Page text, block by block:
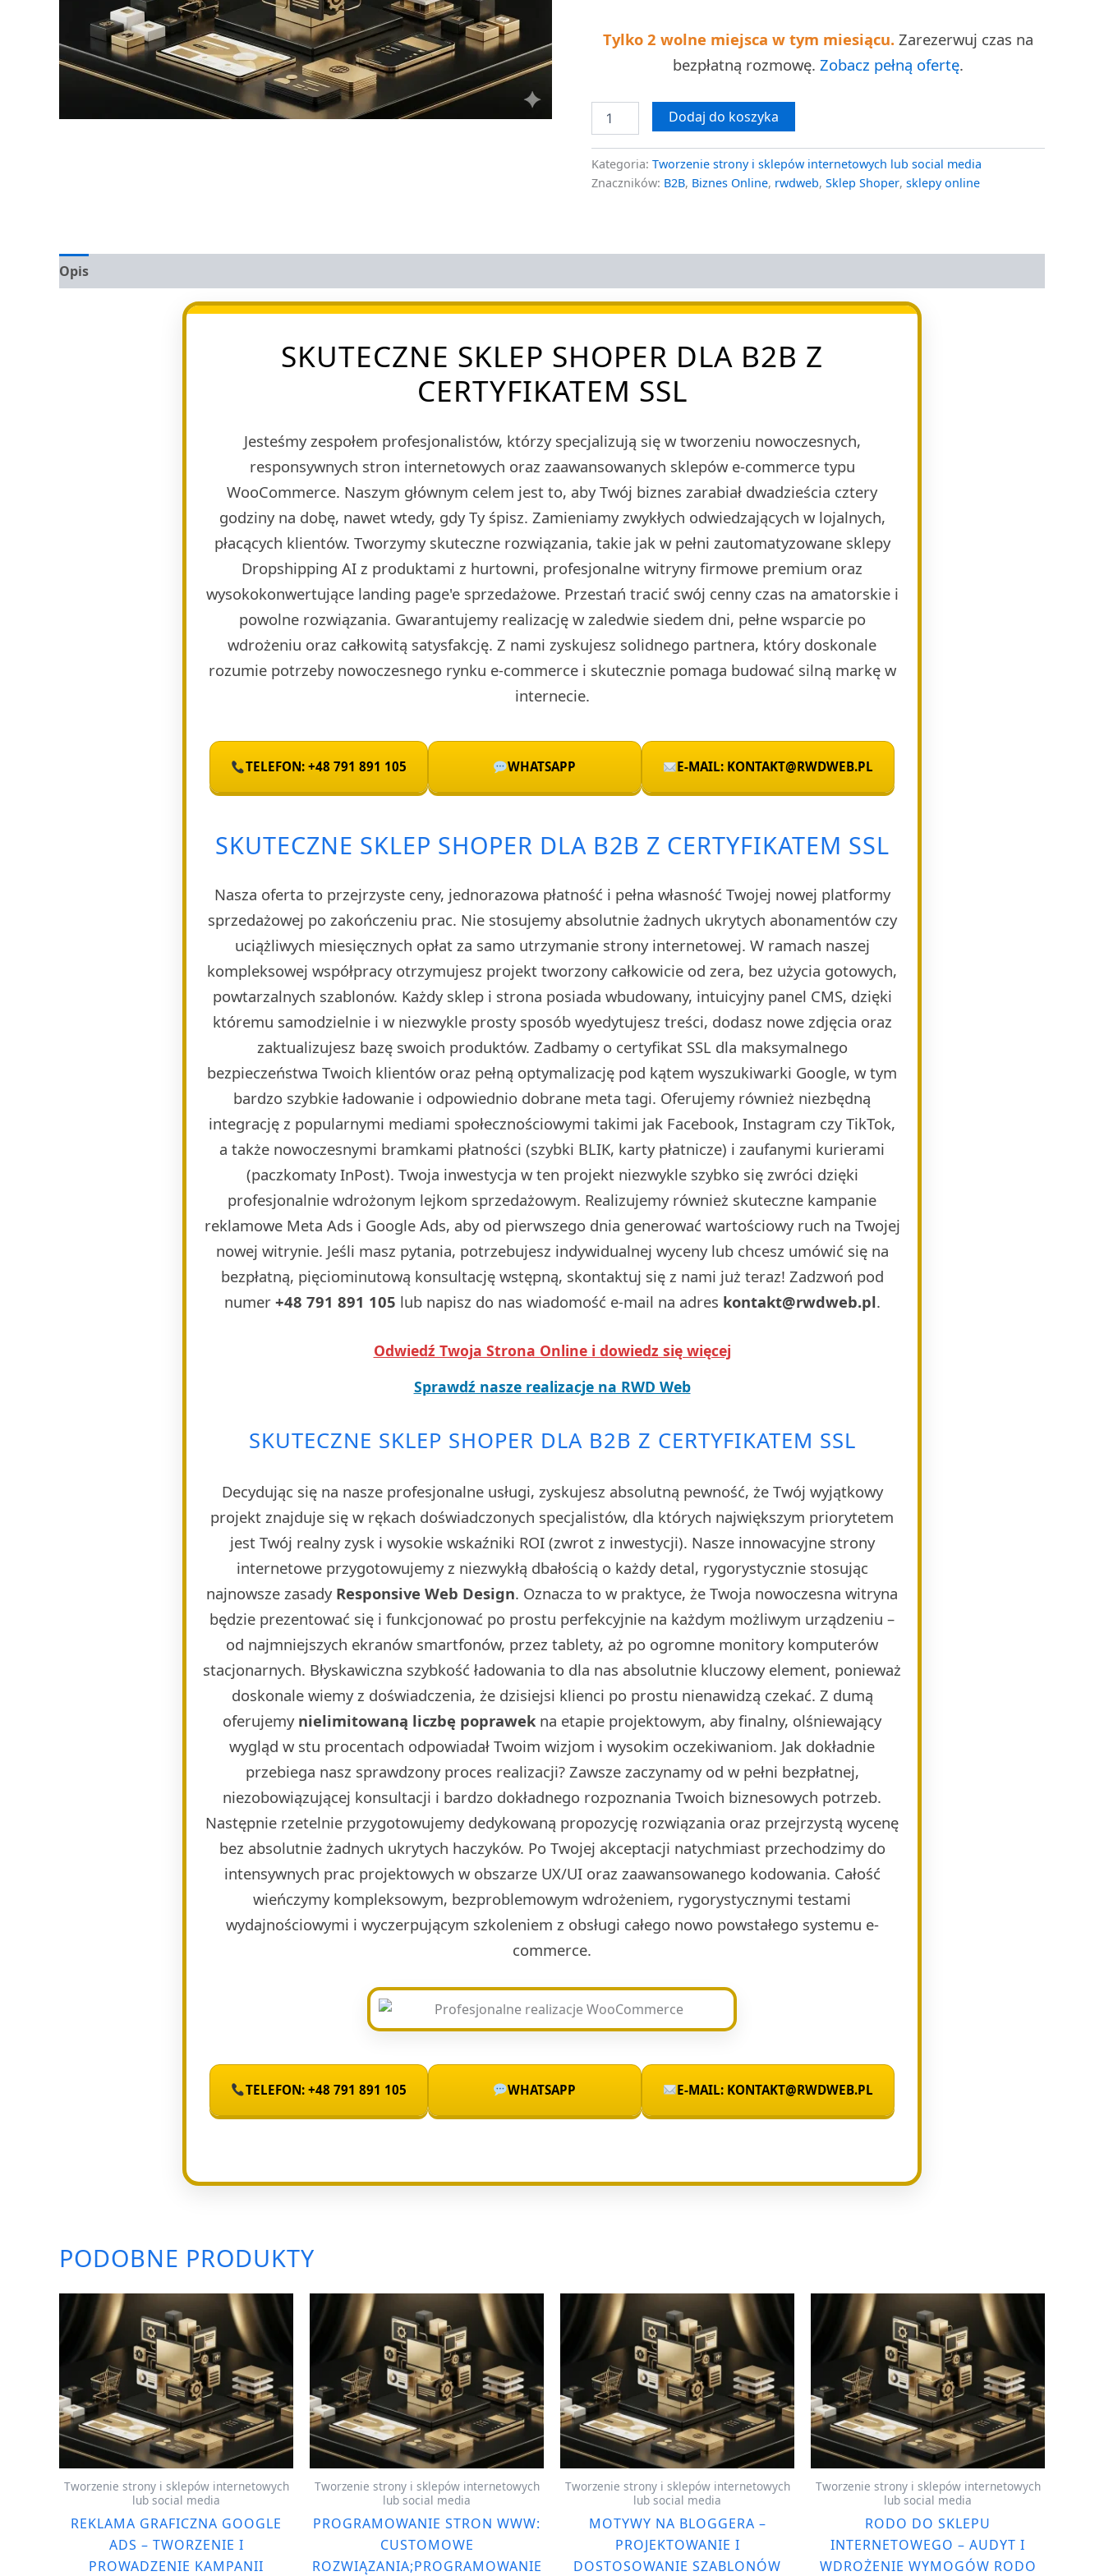
Tylko 2 wolne miejsca w tym miesiącu. Zarezerwuj czas na
bezpłatną rozmowę. Zobacz pełną ofertę.
Dodaj do koszyka
Kategoria: Tworzenie strony i sklepów internetowych lub social media
Znaczników: B2B, Biznes Online, rwdweb, Sklep Shoper, sklepy online
Opis
SKUTECZNE SKLEP SHOPER DLA B2B Z
CERTYFIKATEM SSL
Jesteśmy zespołem profesjonalistów, którzy specjalizują się w tworzeniu nowoczesnych,
responsywnych stron internetowych oraz zaawansowanych sklepów e-commerce typu
WooCommerce. Naszym głównym celem jest to, aby Twój biznes zarabiał dwadzieścia cztery
godziny na dobę, nawet wtedy, gdy Ty śpisz. Zamieniamy zwykłych odwiedzających w lojalnych,
płacących klientów. Tworzymy skuteczne rozwiązania, takie jak w pełni zautomatyzowane sklepy
Dropshipping AI z produktami z hurtowni, profesjonalne witryny firmowe premium oraz
wysokokonwertujące landing page'e sprzedażowe. Przestań tracić swój cenny czas na amatorskie i
powolne rozwiązania. Gwarantujemy realizację w zaledwie siedem dni, pełne wsparcie po
wdrożeniu oraz całkowitą satysfakcję. Z nami zyskujesz solidnego partnera, który doskonale
rozumie potrzeby nowoczesnego rynku e-commerce i skutecznie pomaga budować silną markę w
internecie.
TELEFON: +48 791 891 105 WHATSAPP E-MAIL: KONTAKT@RWDWEB.PL
SKUTECZNE SKLEP SHOPER DLA B2B Z CERTYFIKATEM SSL
Nasza oferta to przejrzyste ceny, jednorazowa płatność i pełna własność Twojej nowej platformy
sprzedażowej po zakończeniu prac. Nie stosujemy absolutnie żadnych ukrytych abonamentów czy
uciążliwych miesięcznych opłat za samo utrzymanie strony internetowej. W ramach naszej
kompleksowej współpracy otrzymujesz projekt tworzony całkowicie od zera, bez użycia gotowych,
powtarzalnych szablonów. Każdy sklep i strona posiada wbudowany, intuicyjny panel CMS, dzięki
któremu samodzielnie i w niezwykle prosty sposób wyedytujesz treści, dodasz nowe zdjęcia oraz
zaktualizujesz bazę swoich produktów. Zadbamy o certyfikat SSL dla maksymalnego
bezpieczeństwa Twoich klientów oraz pełną optymalizację pod kątem wyszukiwarki Google, w tym
bardzo szybkie ładowanie i odpowiednio dobrane meta tagi. Oferujemy również niezbędną
integrację z popularnymi mediami społecznościowymi takimi jak Facebook, Instagram czy TikTok,
a także nowoczesnymi bramkami płatności (szybki BLIK, karty płatnicze) i zaufanymi kurierami
(paczkomaty InPost). Twoja inwestycja w ten projekt niezwykle szybko się zwróci dzięki
profesjonalnie wdrożonym lejkom sprzedażowym. Realizujemy również skuteczne kampanie
reklamowe Meta Ads i Google Ads, aby od pierwszego dnia generować wartościowy ruch na Twojej
nowej witrynie. Jeśli masz pytania, potrzebujesz indywidualnej wyceny lub chcesz umówić się na
bezpłatną, pięciominutową konsultację wstępną, skontaktuj się z nami już teraz! Zadzwoń pod
numer +48 791 891 105 lub napisz do nas wiadomość e-mail na adres kontakt@rwdweb.pl.
Odwiedź Twoja Strona Online i dowiedz się więcej
Sprawdź nasze realizacje na RWD Web
SKUTECZNE SKLEP SHOPER DLA B2B Z CERTYFIKATEM SSL
Decydując się na nasze profesjonalne usługi, zyskujesz absolutną pewność, że Twój wyjątkowy
projekt znajduje się w rękach doświadczonych specjalistów, dla których największym priorytetem
jest Twój realny zysk i wysokie wskaźniki ROI (zwrot z inwestycji). Nasze innowacyjne strony
internetowe przygotowujemy z niezwykłą dbałością o każdy detal, rygorystycznie stosując
najnowsze zasady Responsive Web Design. Oznacza to w praktyce, że Twoja nowoczesna witryna
będzie prezentować się i funkcjonować po prostu perfekcyjnie na każdym możliwym urządzeniu –
od najmniejszych ekranów smartfonów, przez tablety, aż po ogromne monitory komputerów
stacjonarnych. Błyskawiczna szybkość ładowania to dla nas absolutnie kluczowy element, ponieważ
doskonale wiemy z doświadczenia, że dzisiejsi klienci po prostu nienawidzą czekać. Z dumą
oferujemy nielimitowaną liczbę poprawek na etapie projektowym, aby finalny, olśniewający
wygląd w stu procentach odpowiadał Twoim wizjom i wysokim oczekiwaniom. Jak dokładnie
przebiega nasz sprawdzony proces realizacji? Zawsze zaczynamy od w pełni bezpłatnej,
niezobowiązującej konsultacji i bardzo dokładnego rozpoznania Twoich biznesowych potrzeb.
Następnie rzetelnie przygotowujemy dedykowaną propozycję rozwiązania oraz przejrzystą wycenę
bez absolutnie żadnych ukrytych haczyków. Po Twojej akceptacji natychmiast przechodzimy do
intensywnych prac projektowych w obszarze UX/UI oraz zaawansowanego kodowania. Całość
wieńczymy kompleksowym, bezproblemowym wdrożeniem, rygorystycznymi testami
wydajnościowymi i wyczerpującym szkoleniem z obsługi całego nowo powstałego systemu e-
commerce.
TELEFON: +48 791 891 105 WHATSAPP E-MAIL: KONTAKT@RWDWEB.PL
PODOBNE PRODUKTY
Tworzenie strony i sklepów internetowych
lub social media
REKLAMA GRAFICZNA GOOGLE
ADS – TWORZENIE I
PROWADZENIE KAMPANII
Tworzenie strony i sklepów internetowych
lub social media
PROGRAMOWANIE STRON WWW:
CUSTOMOWE
ROZWIĄZANIA;PROGRAMOWANIE
Tworzenie strony i sklepów internetowych
lub social media
MOTYWY NA BLOGGERA –
PROJEKTOWANIE I
DOSTOSOWANIE SZABLONÓW
Tworzenie strony i sklepów internetowych
lub social media
RODO DO SKLEPU
INTERNETOWEGO – AUDYT I
WDROŻENIE WYMOGÓW RODO